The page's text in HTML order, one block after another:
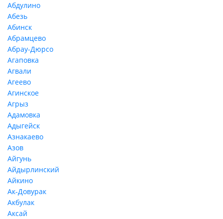
Абдулино
Абезь
Абинск
Абрамцево
Абрау-Дюрсо
Агаповка
Агвали
Агеево
Агинское
Агрыз
Адамовка
Адыгейск
Азнакаево
Азов
Айгунь
Айдырлинский
Айкино
Ак-Довурак
Акбулак
Аксай